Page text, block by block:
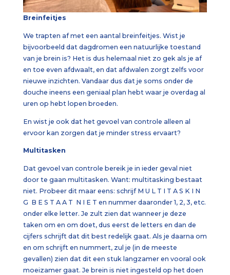
Breinfeitjes
We trapten af met een aantal breinfeitjes. Wist je
bijvoorbeeld dat dagdromen een natuurlijke toestand
van je brein is? Het is dus helemaal niet zo gek als je af
en toe even afdwaalt, en dat afdwalen zorgt zelfs voor
nieuwe inzichten. Vandaar dus dat je soms onder de
douche ineens een geniaal plan hebt waar je overdag al
uren op hebt lopen broeden.
En wist je ook dat het gevoel van controle alleen al
ervoor kan zorgen dat je minder stress ervaart?
Multitasken
Dat gevoel van controle bereik je in ieder geval niet
door te gaan multitasken. Want: multitasking bestaat
niet. Probeer dit maar eens: schrijf M U L T I T A S K I N
G B E S T A A T N I E T en nummer daaronder 1, 2, 3, etc.
onder elke letter. Je zult zien dat wanneer je deze
taken om en om doet, dus eerst de letters en dan de
cijfers schrijft dat dit best redelijk gaat. Als je daarna om
en om schrijft en nummert, zul je (in de meeste
gevallen) zien dat dit een stuk langzamer en vooral ook
moeizamer gaat. Je brein is niet ingesteld op het doen